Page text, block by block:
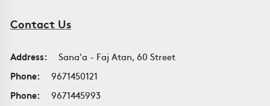
Contact Us
Address:
Sana'a - Faj Atan, 60 Street
Phone:
9671450121
Phone:
9671445993